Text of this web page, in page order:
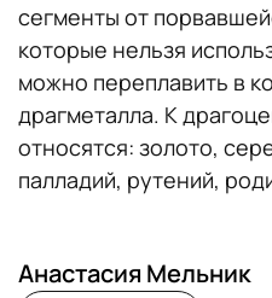
сегменты от
которые нельзя
можно переплавить в
драгметалла. К
относятся: золото,
палладий, рутений,
Анастасия Мельник